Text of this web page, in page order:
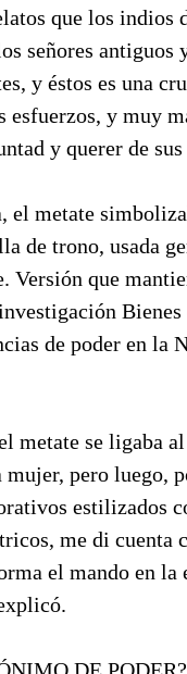
que los indios
señores antiguos
y éstos es una
esfuerzos, y muy
y querer de sus
el metate
de trono, usada
Versión que
de poder en la
metate se ligaba
mujer, pero luego,
estilizados
me di cuenta
el mando en la